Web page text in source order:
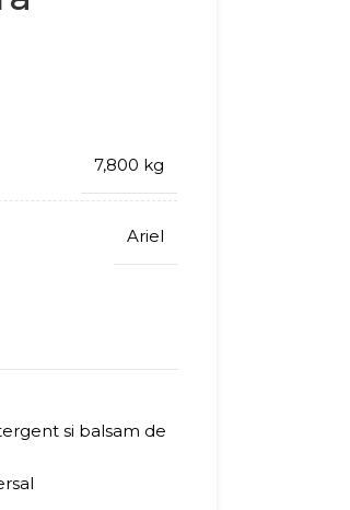
7,800 kg
Ariel
si balsam de